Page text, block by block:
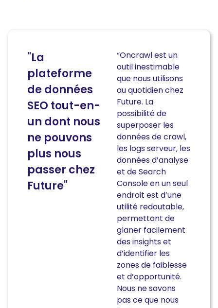
"La
plateforme
de données
SEO tout-en-
un dont nous
ne pouvons
plus nous
passer chez
Future"
“Oncrawl est un
outil inestimable
que nous utilisons
au quotidien chez
Future. La
possibilité de
superposer les
données de crawl,
les logs serveur, les
données d’analyse
et de Search
Console en un seul
endroit est d’une
utilité redoutable,
permettant de
glaner facilement
des insights et
d’identifier les
zones de faiblesse
et d’opportunité.
Nous ne savons
pas ce que nous